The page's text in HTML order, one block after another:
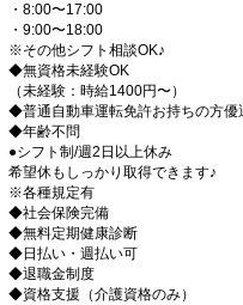
・8:00〜17:00
・9:00〜18:00
※その他シフト相談OK♪
◆無資格未経験OK
（未経験：時給1400円〜）
◆普通自動車運転免許お持ちの方優
◆年齢不問
●シフト制/週2日以上休み
希望休もしっかり取得できます♪
※各種規定有
◆社会保険完備
◆無料定期健康診断
◆日払い・週払い可
◆退職金制度
◆資格支援（介護資格のみ）